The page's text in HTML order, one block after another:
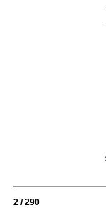
2 / 290